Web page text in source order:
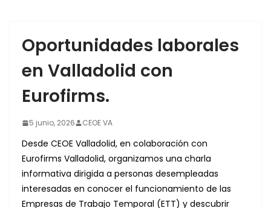
Oportunidades laborales
en Valladolid con
Eurofirms.
5 junio, 2026 CEOE VA
Desde CEOE Valladolid, en colaboración con
Eurofirms Valladolid, organizamos una charla
informativa dirigida a personas desempleadas
interesadas en conocer el funcionamiento de las
Empresas de Trabajo Temporal (ETT) y descubrir